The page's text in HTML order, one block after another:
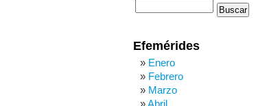
Efemérides
Enero
Febrero
Marzo
Abril